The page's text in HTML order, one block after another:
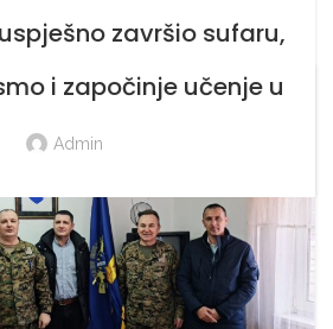
završio sufaru,
i započinje učenje u
časnom
Admin